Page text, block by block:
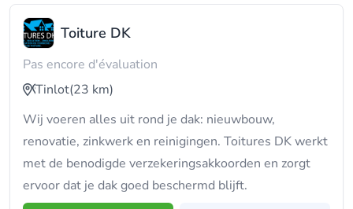
Toiture DK
Pas encore d'évaluation
Tinlot(23 km)
Wij voeren alles uit rond je dak: nieuwbouw,
renovatie, zinkwerk en reinigingen. Toitures DK werkt
met de benodigde verzekeringsakkoorden en zorgt
ervoor dat je dak goed beschermd blijft.